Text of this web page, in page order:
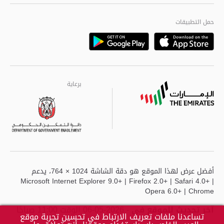
مراكز خدمة أبوظبى
حمل التطبيقات
Google
Playstore
برعاية
برعاية
أفضل عرض لهذا الموقع هو دقة الشاشة 1024 × 764، يدعم
Microsoft Internet Explorer 9.0+ | Firefox 2.0+ | Safari 4.0+ |
Opera 6.0+ | Chrome
آخر تحديث للموقع في- 2026-05-06 الوقت 11:00 صباحًا
تساعدنا ملفات تعريف الارتباط في تحسين تجربة موقع